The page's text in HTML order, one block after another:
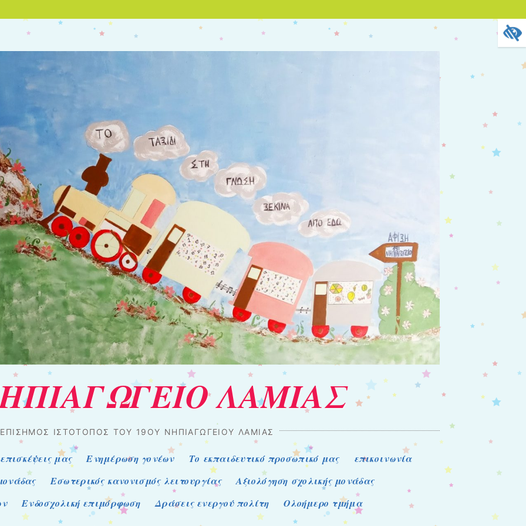
ΛΑΜΙΑΣ
ΙΣΤΌΤΟΠΟΣ ΤΟΥ 19ΟΥ ΝΗΠΙΑΓΩΓΕΊΟΥ ΛΑΜΊΑΣ
μας Ενημέρωση γονέων Το εκπαιδευτικό προσωπικό μας
επικοινωνία
Εσωτερικός κανονισμός λειτουργίας
Αξιολόγηση σχολικής μονάδας
Ενδοσχολική επιμόρφωση Δράσεις ενεργού πολίτη Ολοήμερο τμήμα